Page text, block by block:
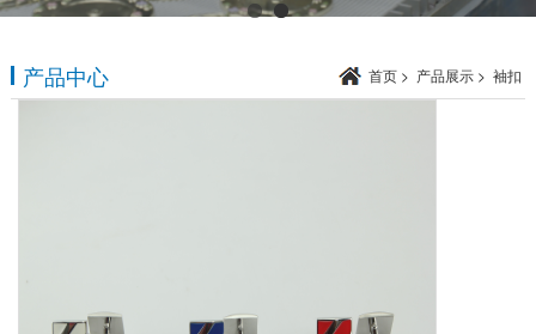
产品中心 首页 > 产品展示 > 袖扣